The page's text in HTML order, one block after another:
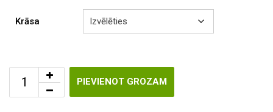
Krāsa
PIEVIENOT GROZAM